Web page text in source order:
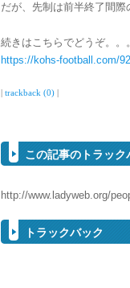
だが、先制は前半終了間際
続きはこちらでどうぞ。。。
https://kohs-football.com/
| trackback (0) |
この記事のトラック
http://www.ladyweb.org/
トラックバック